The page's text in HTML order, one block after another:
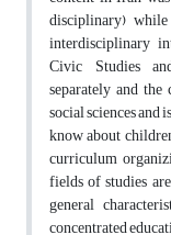
disciplinary)
interdisciplinary
Civic Studies
separately and
social sciences and
know about
curriculum
fields of studies
general
concentrated